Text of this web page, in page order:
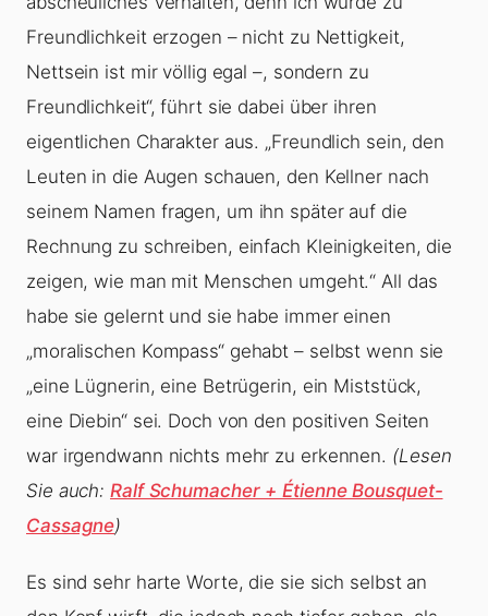
Freundlichkeit erzogen – nicht zu Nettigkeit,
Nettsein ist mir völlig egal –, sondern zu
Freundlichkeit“, führt sie dabei über ihren
eigentlichen Charakter aus. „Freundlich sein, den
Leuten in die Augen schauen, den Kellner nach
seinem Namen fragen, um ihn später auf die
Rechnung zu schreiben, einfach Kleinigkeiten, die
zeigen, wie man mit Menschen umgeht.“ All das
habe sie gelernt und sie habe immer einen
„moralischen Kompass“ gehabt – selbst wenn sie
„eine Lügnerin, eine Betrügerin, ein Miststück,
eine Diebin“ sei. Doch von den positiven Seiten
war irgendwann nichts mehr zu erkennen. (Lesen
Sie auch:Ralf Schumacher + Étienne Bousquet-
Cassagne)
Es sind sehr harte Worte, die sie sich selbst an